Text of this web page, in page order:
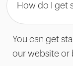
How do I get
You can get
our website or